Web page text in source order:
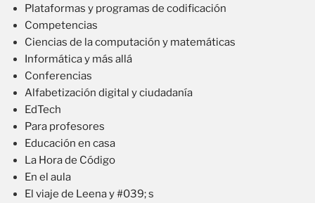
Plataformas y programas de codificación
Competencias
Ciencias de la computación y matemáticas
Informática y más allá
Conferencias
Alfabetización digital y ciudadanía
EdTech
Para profesores
Educación en casa
La Hora de Código
En el aula
El viaje de Leena y #039; s